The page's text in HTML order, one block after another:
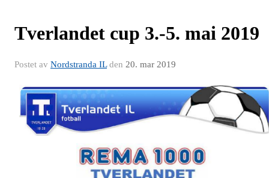
Tverlandet cup 3.-5. mai 2019
Postet av Nordstranda ILden 20. mar 2019